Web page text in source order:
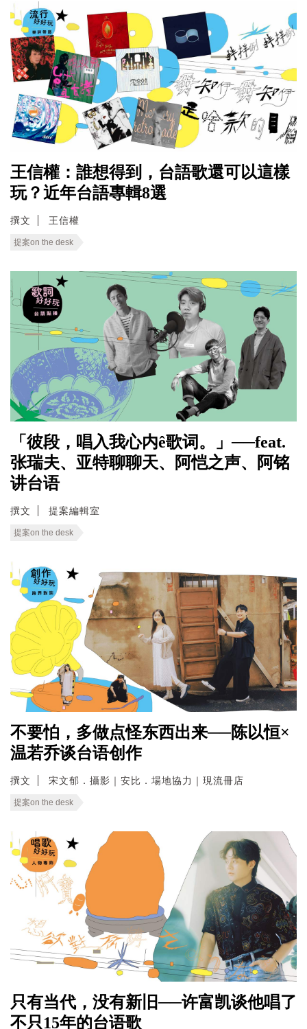
王信權：誰想得到，台語歌還可以這樣
玩？近年台語專輯8選
撰文 王信權
提案on the desk
「彼段，唱入我心内ê歌词。」──feat.
张瑞夫、亚特聊聊天、阿恺之声、阿铭
讲台语
撰文 提案編輯室
提案on the desk
不要怕，多做点怪东西出来──陈以恒×
温若乔谈台语创作
撰文 宋文郁．攝影｜安比．場地協力｜現流冊店
提案on the desk
只有当代，没有新旧──许富凯谈他唱了
不只15年的台语歌